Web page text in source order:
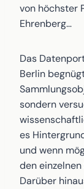
von höchster
Ehrenberg…
Das
Berlin
sondern
es
und wenn
den
Darüber